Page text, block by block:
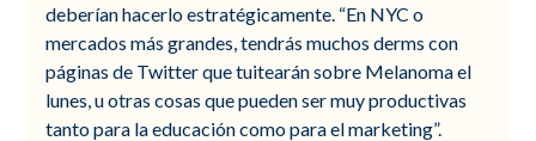
deberían hacerlo estratégicamente. “En NYC o
mercados más grandes, tendrás muchos derms con
páginas de Twitter que tuitearán sobre Melanoma el
lunes, u otras cosas que pueden ser muy productivas
tanto para la educación como para el marketing”.